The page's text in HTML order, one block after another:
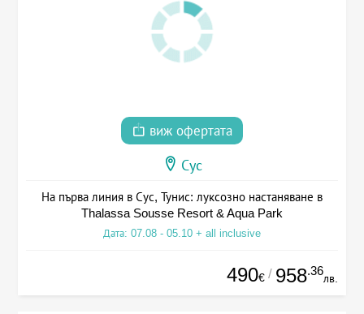
виж офертата
Сус
На първа линия в Сус, Тунис: луксозно настаняване в
Thalassa Sousse Resort & Aqua Park
Дата: 07.08 - 05.10 + all inclusive
490€ / 958.36
лв.